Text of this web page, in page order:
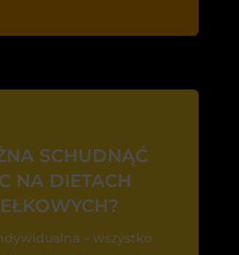
SCHUDNĄĆ
NA DIETACH
– wszystko